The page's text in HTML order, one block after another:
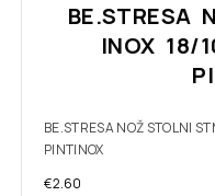
BE.STRESA
INOX 18/
BE.STRESA NOŽ STOLNI
PINTINOX
€2.60